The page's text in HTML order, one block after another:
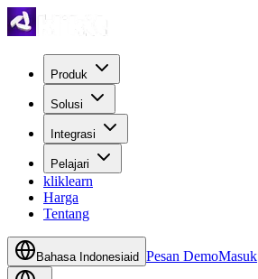
Produk
Solusi
Integrasi
Pelajari
kliklearn
Harga
Tentang
Bahasa Indonesiaid Pesan DemoMasuk